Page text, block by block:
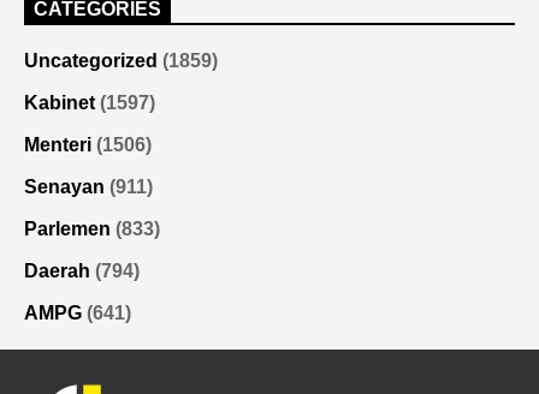
CATEGORIES
Uncategorized (1859)
Kabinet (1597)
Menteri (1506)
Senayan (911)
Parlemen (833)
Daerah (794)
AMPG (641)